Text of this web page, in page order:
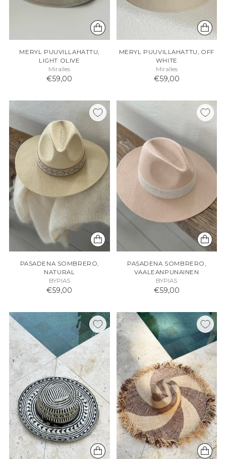
MERYL PUUVILLAHATTU,
LIGHT OLIVE
Miralles
€59,00
MERYL PUUVILLAHATTU, OFF
WHITE
Miralles
€59,00
PASADENA SOMBRERO,
NATURAL
BYPIAS
€59,00
PASADENA SOMBRERO,
VAALEANPUNAINEN
BYPIAS
€59,00